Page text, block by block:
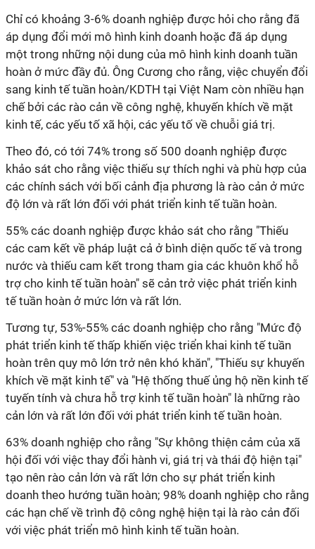
Chỉ có khoảng 3-6% doanh nghiệp được hỏi cho rằng đã
áp dụng đổi mới mô hình kinh doanh hoặc đã áp dụng
một trong những nội dung của mô hình kinh doanh tuần
hoàn ở mức đầy đủ. Ông Cương cho rằng, việc chuyển đổi
sang kinh tế tuần hoàn/KDTH tại Việt Nam còn nhiều hạn
chế bởi các rào cản về công nghệ, khuyến khích về mặt
kinh tế, các yếu tố xã hội, các yếu tố về chuỗi giá trị.
Theo đó, có tới 74% trong số 500 doanh nghiệp được
khảo sát cho rằng việc thiếu sự thích nghi và phù hợp của
các chính sách với bối cảnh địa phương là rào cản ở mức
độ lớn và rất lớn đối với phát triển kinh tế tuần hoàn.
55% các doanh nghiệp được khảo sát cho rằng "Thiếu
các cam kết về pháp luật cả ở bình diện quốc tế và trong
nước và thiếu cam kết trong tham gia các khuôn khổ hỗ
trợ cho kinh tế tuần hoàn" sẽ cản trở việc phát triển kinh
tế tuần hoàn ở mức lớn và rất lớn.
Tương tự, 53%-55% các doanh nghiệp cho rằng "Mức độ
phát triển kinh tế thấp khiến việc triển khai kinh tế tuần
hoàn trên quy mô lớn trở nên khó khăn", "Thiếu sự khuyến
khích về mặt kinh tế" và "Hệ thống thuế ủng hộ nền kinh tế
tuyến tính và chưa hỗ trợ kinh tế tuần hoàn" là những rào
cản lớn và rất lớn đối với phát triển kinh tế tuần hoàn.
63% doanh nghiệp cho rằng "Sự không thiện cảm của xã
hội đối với việc thay đổi hành vi, giá trị và thái độ hiện tại"
tạo nên rào cản lớn và rất lớn cho sự phát triển kinh
doanh theo hướng tuần hoàn; 98% doanh nghiệp cho rằng
các hạn chế về trình độ công nghệ hiện tại là rào cản đối
với việc phát triển mô hình kinh tế tuần hoàn.